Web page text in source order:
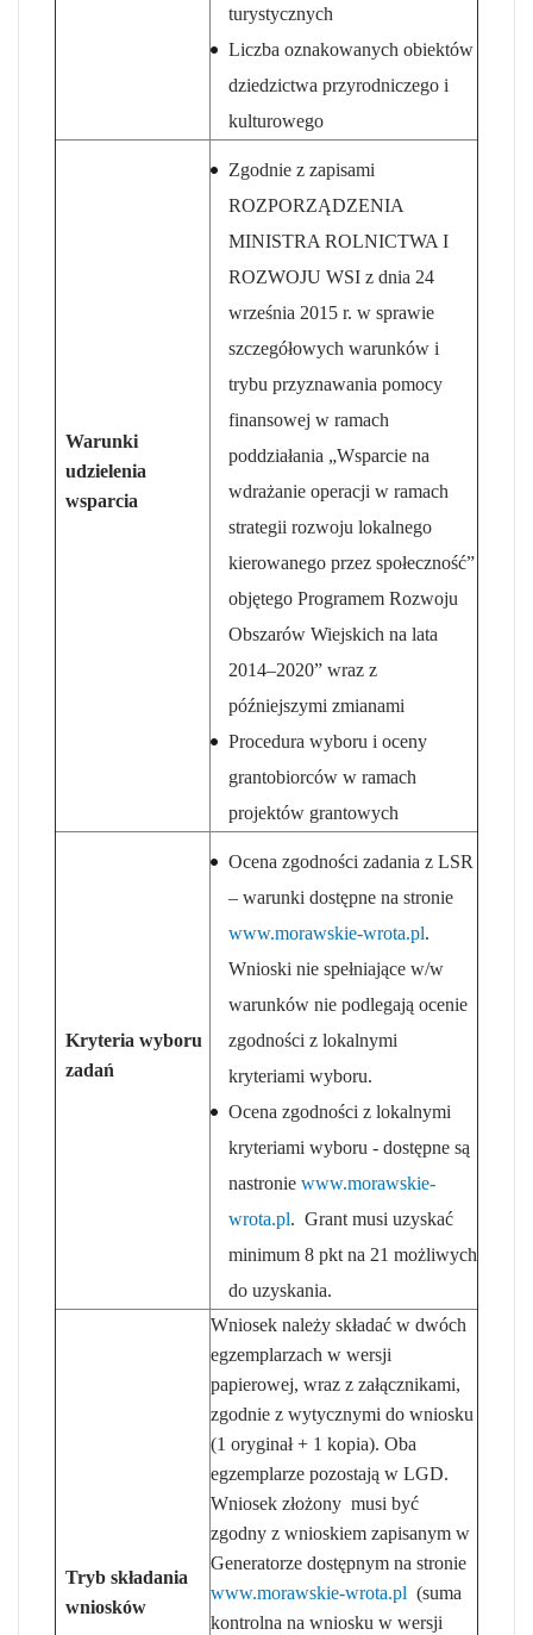
turystycznych
Liczba oznakowanych obiektów
dziedzictwa przyrodniczego i
kulturowego
Warunki
udzielenia
wsparcia
Zgodnie z zapisami
ROZPORZĄDZENIA
MINISTRA ROLNICTWA I
ROZWOJU WSI z dnia 24
września 2015 r. w sprawie
szczegółowych warunków i
trybu przyznawania pomocy
finansowej w ramach
poddziałania „Wsparcie na
wdrażanie operacji w ramach
strategii rozwoju lokalnego
kierowanego przez społeczność”
objętego Programem Rozwoju
Obszarów Wiejskich na lata
2014–2020” wraz z
późniejszymi zmianami
Procedura wyboru i oceny
grantobiorców w ramach
projektów grantowych
Kryteria wyboru
zadań
Ocena zgodności zadania z LSR
– warunki dostępne na stronie
www.morawskie-wrota.pl.
Wnioski nie spełniające w/w
warunków nie podlegają ocenie
zgodności z lokalnymi
kryteriami wyboru.
Ocena zgodności z lokalnymi
kryteriami wyboru - dostępne są
nastronie www.morawskie-
wrota.pl. Grant musi uzyskać
minimum 8 pkt na 21 możliwych
do uzyskania.
Tryb składania
wniosków
Wniosek należy składać w dwóch
egzemplarzach w wersji
papierowej, wraz z załącznikami,
zgodnie z wytycznymi do wniosku
(1 oryginał + 1 kopia). Oba
egzemplarze pozostają w LGD.
Wniosek złożony musi być
zgodny z wnioskiem zapisanym w
Generatorze dostępnym na stronie
www.morawskie-wrota.pl (suma
kontrolna na wniosku w wersji